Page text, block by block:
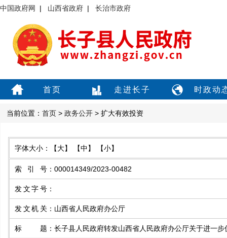
中国政府网 | 山西省政府 | 长治市政府
首页 走进长子 时政动
当前位置： 首页 > 政务公开 > 扩大有效投资
字体大小： 【大】 【中】 【小】
索引号 ： 000014349/2023-00482
发文字号 ：
发文机关 ： 山西省人民政府办公厅
标题 ： 长子县人民政府转发山西省人民政府办公厅关于进一